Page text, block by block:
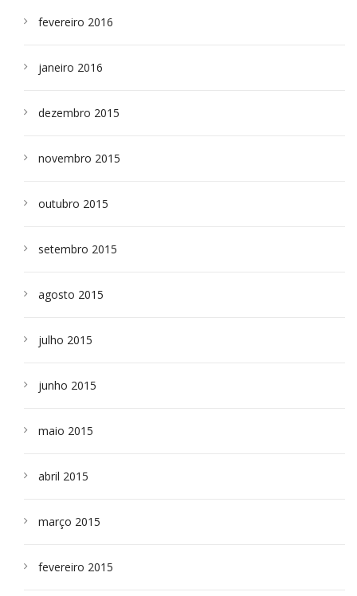
fevereiro 2016
janeiro 2016
dezembro 2015
novembro 2015
outubro 2015
setembro 2015
agosto 2015
julho 2015
junho 2015
maio 2015
abril 2015
março 2015
fevereiro 2015